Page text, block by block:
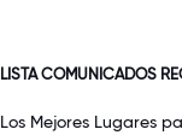
LISTA COMUNICADOS
Los Mejores Lugares